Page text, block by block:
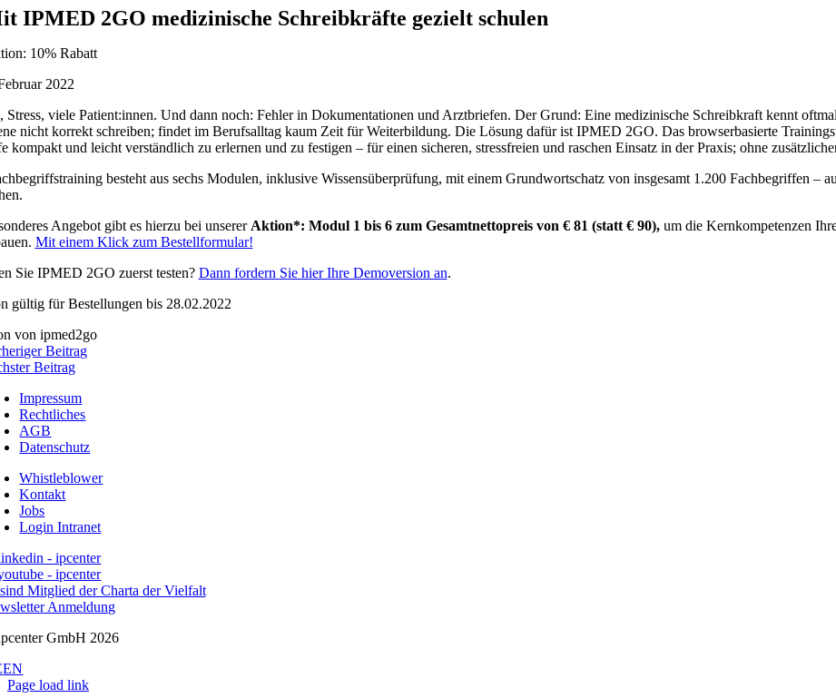
IPMED 2GO medizinische Schreibkräfte gezielt schulen
10% Rabatt
2022
Stress, viele Patient:innen. Und dann noch: Fehler in Dokumentationen und Arztbriefen. Der Grund: Eine medizinische Schreibkraft kennt
nicht korrekt schreiben; findet im Berufsalltag kaum Zeit für Weiterbildung. Die Lösung dafür ist IPMED 2GO. Das browserbasierte
kompakt und leicht verständlich zu erlernen und zu festigen – für einen sicheren, stressfreien und raschen Einsatz in der Praxis; ohne
besteht aus sechs Modulen, inklusive Wissensüberprüfung, mit einem Grundwortschatz von insgesamt 1.200 Fachbegriffen –
Angebot gibt es hierzu bei unserer Aktion*: Modul 1 bis 6 zum Gesamtnettopreis von € 81 (statt € 90),um die Kernkompetenzen
Mit einem Klick zum Bestellformular!
Sie IPMED 2GO zuerst testen? Dann fordern Sie hier Ihre Demoversion an.
gültig für Bestellungen bis 28.02.2022
Beitrag
Beitrag
Impressum
Rechtliches
AGB
Datenschutz
Whistleblower
Kontakt
Jobs
Login Intranet
Anmeldung
GmbH 2026
EN
Page load link